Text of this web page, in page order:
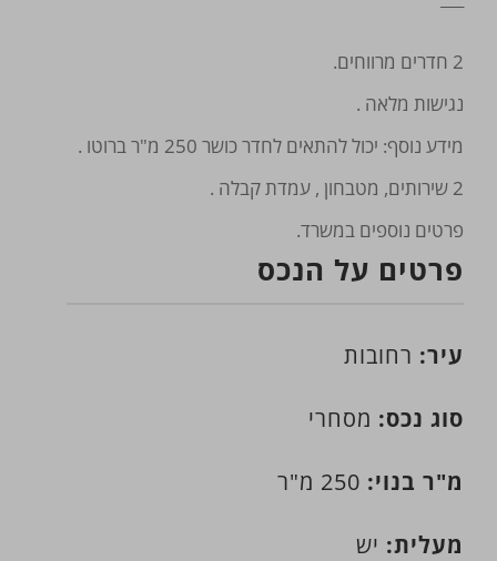
2 חדרים מרווחים.
נגישות מלאה .
מידע נוסף: יכול להתאים לחדר כושר 250 מ"ר ברוטו .
2 שירותים, מטבחון , עמדת קבלה .
פרטים נוספים במשרד.
פרטים על הנכס
עיר: רחובות
סוג נכס: מסחרי
מ"ר בנוי:
מעלית: יש